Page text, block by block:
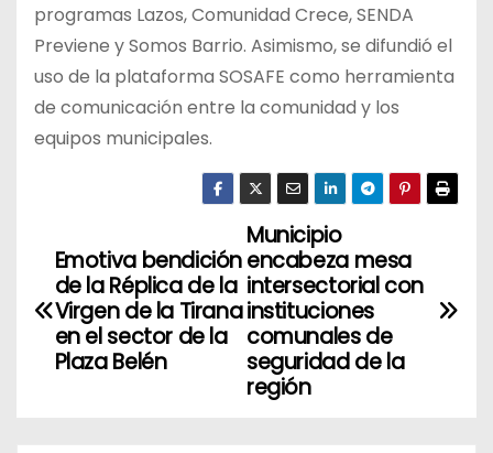
programas Lazos, Comunidad Crece, SENDA
Previene y Somos Barrio. Asimismo, se difundió el
uso de la plataforma SOSAFE como herramienta
de comunicación entre la comunidad y los
equipos municipales.
N
Municipio
encabeza mesa
intersectorial con
instituciones
comunales de
seguridad de la
región
Emotiva bendición
de la Réplica de la
Virgen de la Tirana
en el sector de la
Plaza Belén